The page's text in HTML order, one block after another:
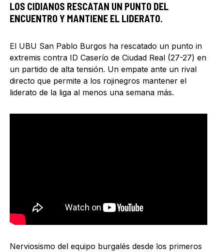
LOS CIDIANOS RESCATAN UN PUNTO DEL
ENCUENTRO Y MANTIENE EL LIDERATO.
El UBU San Pablo Burgos ha rescatado un punto in
extremis contra ID Caserío de Ciudad Real (27-27) en
un partido de alta tensión. Un empate ante un rival
directo que permite a los rojinegros mantener el
liderato de la liga al menos una semana más.
Nerviosismo del equipo burgalés desde los primeros